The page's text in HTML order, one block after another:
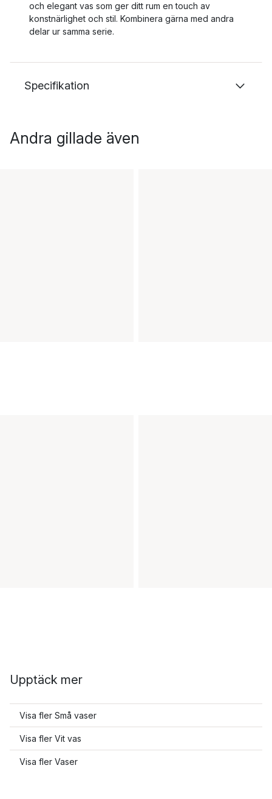
och elegant vas som ger ditt rum en touch av
konstnärlighet och stil. Kombinera gärna med andra
delar ur samma serie.
Specifikation
Andra gillade även
Upptäck mer
Visa fler Små vaser
Visa fler Vit vas
Visa fler Vaser